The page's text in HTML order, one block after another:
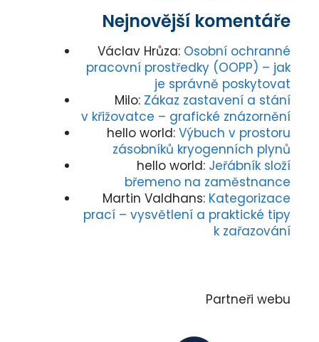
Nejnovější komentáře
Václav Hrůza: Osobní ochranné
pracovní prostředky (OOPP) – jak
je správně poskytovat
Milo: Zákaz zastavení a stání
v křižovatce – grafické znázornění
hello world: Výbuch v prostoru
zásobníků kryogenních plynů
hello world: Jeřábník složí
břemeno na zaměstnance
Martin Valdhans: Kategorizace
prací – vysvětlení a praktické tipy
k zařazování
Partneři webu